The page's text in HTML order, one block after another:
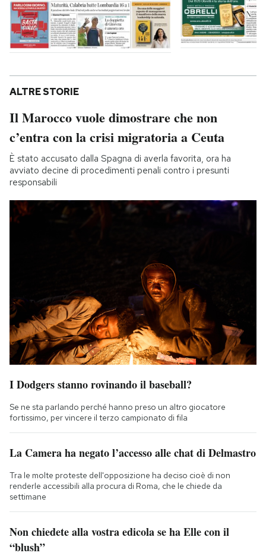
ALTRE STORIE
Il Marocco vuole dimostrare che non
c’entra con la crisi migratoria a Ceuta
È stato accusato dalla Spagna di averla favorita, ora ha
avviato decine di procedimenti penali contro i presunti
responsabili
I Dodgers stanno rovinando il baseball?
Se ne sta parlando perché hanno preso un altro giocatore
fortissimo, per vincere il terzo campionato di fila
La Camera ha negato l’accesso alle chat di Delmastro
Tra le molte proteste dell'opposizione ha deciso cioè di non
renderle accessibili alla procura di Roma, che le chiede da
settimane
Non chiedete alla vostra edicola se ha Elle con il
“blush”